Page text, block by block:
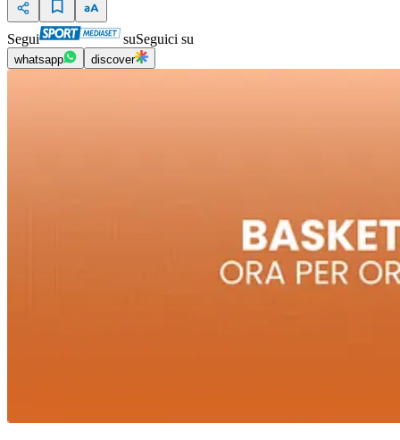
Segui suSeguici su
whatsapp discover